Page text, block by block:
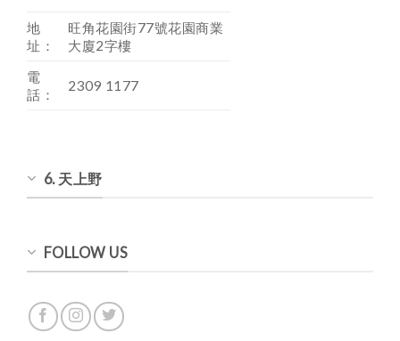
地
址：
旺角花園街77號花園商業
大廈2字樓
電
話：
2309 1177
6. 天上野
FOLLOW US